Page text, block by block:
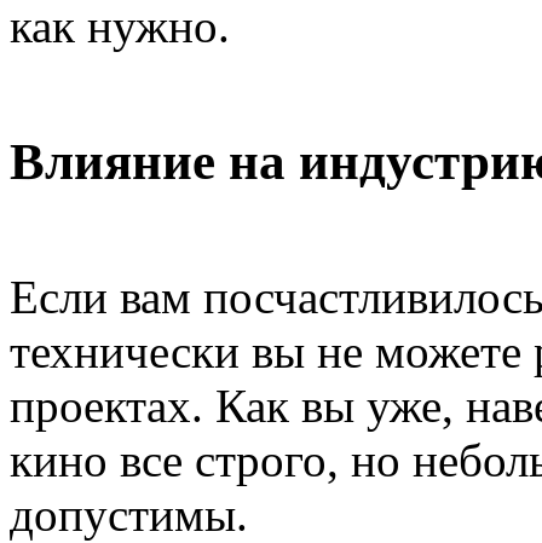
как нужно.
Влияние на
Если вам
технически вы не
проектах. Как вы уже,
кино все строго, но
допустимы.